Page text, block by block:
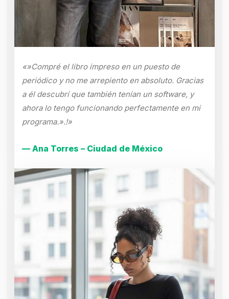
«»Compré el libro impreso en un puesto de
periódico y no me arrepiento en absoluto. Gracias
a él descubrí que también tenían un software, y
ahora lo tengo funcionando perfectamente en mi
programa.».!»
— Ana Torres – Ciudad de México